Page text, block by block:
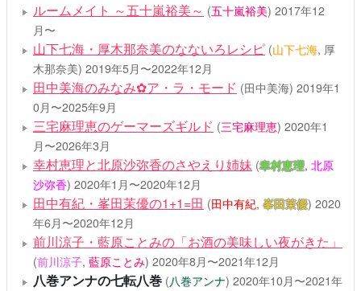
ルームメイト ～五十嵐裕美～ (五十嵐裕美) 2017年12
月〜
山下七海・厚木那奈美のなないろレシピ (山下七海, 厚
木那奈美) 2019年5月〜2022年12月
田中美海のみなみ✿ア・ラ・モード (田中美海) 2019年1
0月〜2025年9月
三宅麻理恵のゲーマーズギルド (三宅麻理恵) 2020年1
月〜2026年3月
幸村恵理と北原沙弥香のさやえり姉妹 (幸村恵理, 北原
沙弥香) 2020年1月〜2020年12月
田中有紀・峯田茉優の1+1=田 (田中有紀,峯田茉優) 2020
年6月〜2020年12月
前川涼子・藍原ことみの「お酒の美味しい夜がきた」
(前川涼子, 藍原ことみ) 2020年8月〜2021年12月
八巻アンナの七転八巻 (八巻アンナ) 2020年10月〜2021年